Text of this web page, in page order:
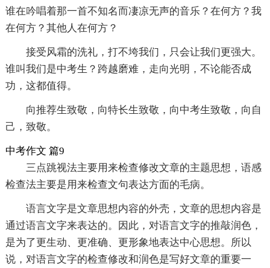
谁在吟唱着那一首不知名而凄凉无声的音乐？在何方？我
在何方？其他人在何方？
接受风霜的洗礼，打不垮我们，只会让我们更强大。
谁叫我们是中考生？跨越磨难，走向光明，不论能否成
功，这都值得。
向推荐生致敬，向特长生致敬，向中考生致敬，向自
己，致敬。
中考作文 篇9
三点跳视法主要用来检查修改文章的主题思想，语感
检查法主要是用来检查文句表达方面的毛病。
语言文字是文章思想内容的外壳，文章的思想内容是
通过语言文字来表达的。因此，对语言文字的推敲润色，
是为了更生动、更准确、更形象地表达中心思想。所以
说，对语言文字的检查修改和润色是写好文章的重要一